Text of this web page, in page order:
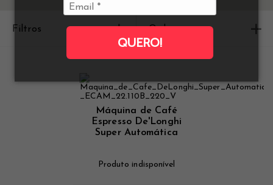
QUERO!
Filtros Ordenar
Máquina de Café
Espresso De'Longhi
Super Automática
Produto indisponível